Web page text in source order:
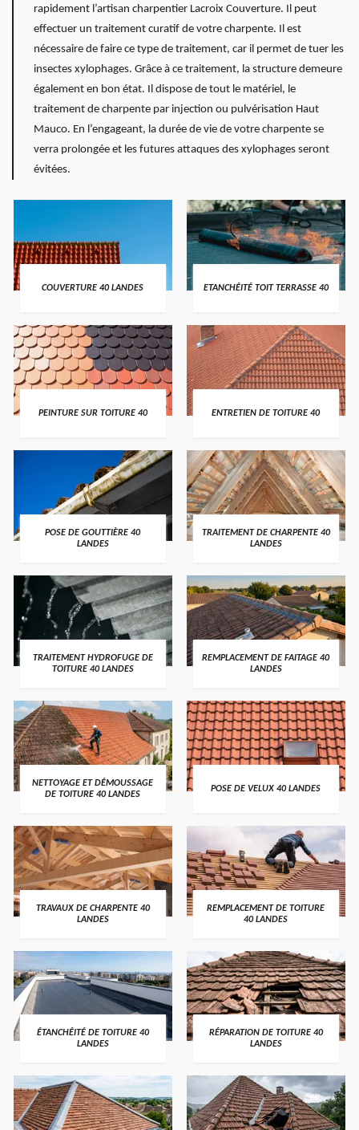
rapidement l’artisan charpentier Lacroix Couverture. Il peut
effectuer un traitement curatif de votre charpente. Il est
nécessaire de faire ce type de traitement, car il permet de tuer les
insectes xylophages. Grâce à ce traitement, la structure demeure
également en bon état. Il dispose de tout le matériel, le
traitement de charpente par injection ou pulvérisation Haut
Mauco. En l’engageant, la durée de vie de votre charpente se
verra prolongée et les futures attaques des xylophages seront
évitées.
COUVERTURE 40 LANDES ETANCHÉITÉ TOIT TERRASSE 40
PEINTURE SUR TOITURE 40 ENTRETIEN DE TOITURE 40
POSE DE GOUTTIÈRE 40
LANDES
TRAITEMENT DE CHARPENTE 40
LANDES
TRAITEMENT HYDROFUGE DE
TOITURE 40 LANDES
REMPLACEMENT DE FAITAGE 40
LANDES
NETTOYAGE ET DÉMOUSSAGE
DE TOITURE 40 LANDES
POSE DE VELUX 40 LANDES
TRAVAUX DE CHARPENTE 40
LANDES
REMPLACEMENT DE TOITURE
40 LANDES
ÉTANCHÉITÉ DE TOITURE 40
LANDES
RÉPARATION DE TOITURE 40
LANDES